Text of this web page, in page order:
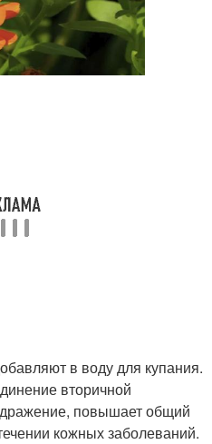
в воду для купания.
вторичной
повышает общий
кожных заболеваний.